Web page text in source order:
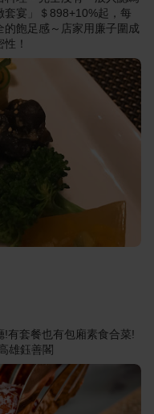
套宴」＄898+10%起，每
飽足感～店家用廉子圍成
！
有套餐也有包廂素食合菜!
雄鈺善閣